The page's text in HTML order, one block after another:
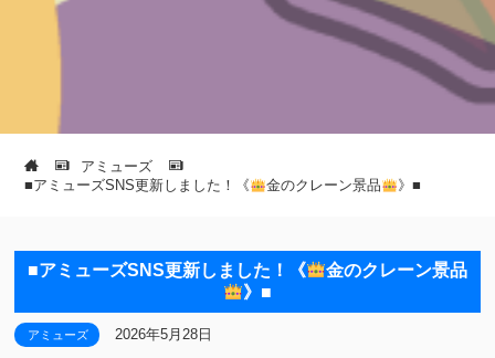
アミューズ
■アミューズSNS更新しました！《
金のクレーン景品 》■
■アミューズSNS更新しました！《
金のクレーン景品
》■
アミューズ 2026年5月28日